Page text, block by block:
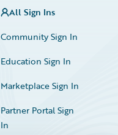
All Sign Ins
Community Sign In
Education Sign In
Marketplace Sign In
Partner Portal Sign
In